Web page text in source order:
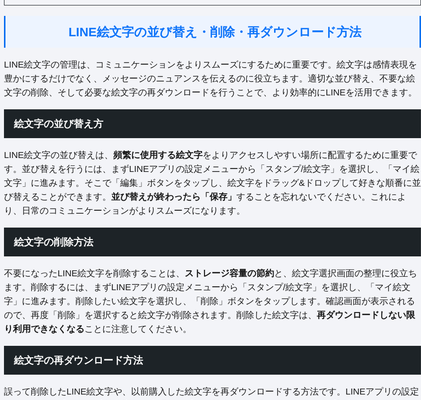
LINE絵文字の並び替え・削除・再ダウンロード方法
LINE絵文字の管理は、コミュニケーションをよりスムーズにするために重要です。絵文字は感情表現を
豊かにするだけでなく、メッセージのニュアンスを伝えるのに役立ちます。適切な並び替え、不要な絵
文字の削除、そして必要な絵文字の再ダウンロードを行うことで、より効率的にLINEを活用できます。
絵文字の並び替え方
LINE絵文字の並び替えは、 頻繁に使用する絵文字をよりアクセスしやすい場所に配置するために重要で
す。並び替えを行うには、まずLINEアプリの設定メニューから「スタンプ/絵文字」を選択し、「マイ絵
文字」に進みます。そこで「編集」ボタンをタップし、絵文字をドラッグ&ドロップして好きな順番に並
び替えることができます。 並び替えが終わったら「保存」 することを忘れないでください。これによ
り、日常のコミュニケーションがよりスムーズになります。
絵文字の削除方法
不要になったLINE絵文字を削除することは、 ストレージ容量の節約と、絵文字選択画面の整理に役立ち
ます。削除するには、まずLINEアプリの設定メニューから「スタンプ/絵文字」を選択し、「マイ絵文
字」に進みます。削除したい絵文字を選択し、「削除」ボタンをタップします。確認画面が表示される
ので、再度「削除」を選択すると絵文字が削除されます。削除した絵文字は、 再ダウンロードしない限
り利用できなくなることに注意してください。
絵文字の再ダウンロード方法
誤って削除したLINE絵文字や、以前購入した絵文字を再ダウンロードする方法です。LINEアプリの設定